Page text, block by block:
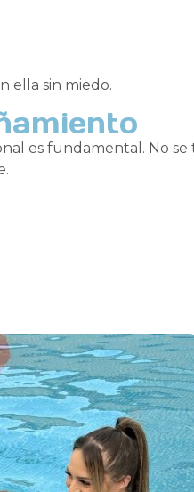
ella sin miedo.
es fundamental. No